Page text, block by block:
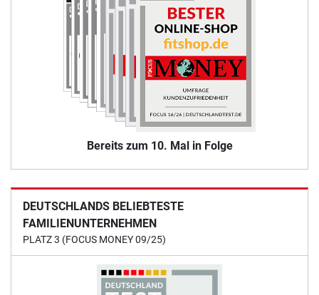
Bereits zum 10. Mal in Folge
DEUTSCHLANDS BELIEBTESTE
FAMILIENUNTERNEHMEN
PLATZ 3 (FOCUS MONEY 09/25)